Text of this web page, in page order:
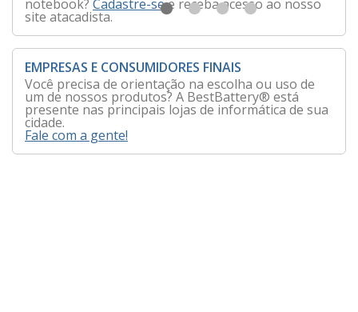
notebook? Cadastre-see receba acesso ao nosso
site atacadista.
EMPRESAS E CONSUMIDORES FINAIS
Você precisa de orientação na escolha ou uso de
um de nossos produtos? A BestBattery® está
presente nas principais lojas de informática de sua
cidade.
Fale com a gente!